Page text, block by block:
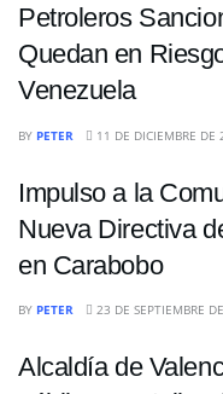
Petroleros
Quedan en
Venezuela
BY PETER 11 DE DICIEMBRE DE
Impulso a la
Nueva Directiva
en Carabobo
BY PETER 23 DE SEPTIEMBRE
Alcaldía de